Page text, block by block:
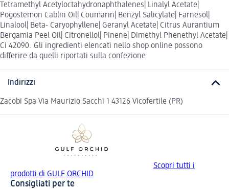
Tetramethyl Acetyloctahydronaphthalenes| Linalyl Acetate|
Pogostemon Cablin Oil| Coumarin| Benzyl Salicylate| Farnesol|
Linalool| Beta- Caryophyllene| Geranyl Acetate| Citrus Aurantium
Bergamia Peel Oil| Citronellol| Pinene| Dimethyl Phenethyl Acetate|
Ci 42090. Gli ingredienti elencati nello shop online possono
differire da quelli riportati sulla confezione.
Indirizzi
Zacobi Spa Via Maurizio Sacchi 1 43126 Vicofertile (PR)
Scopri tutti i
prodotti di GULF ORCHID
Consigliati per te